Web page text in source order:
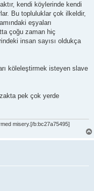
kendi köylerinde kendi
Bu topluluklar çok ilkeldir,
eşyaları
çoğu zaman hiç
insan sayısı oldukça
köleleştirmek isteyen slave
pek çok yerde
misery.[/b:bc27a75495]